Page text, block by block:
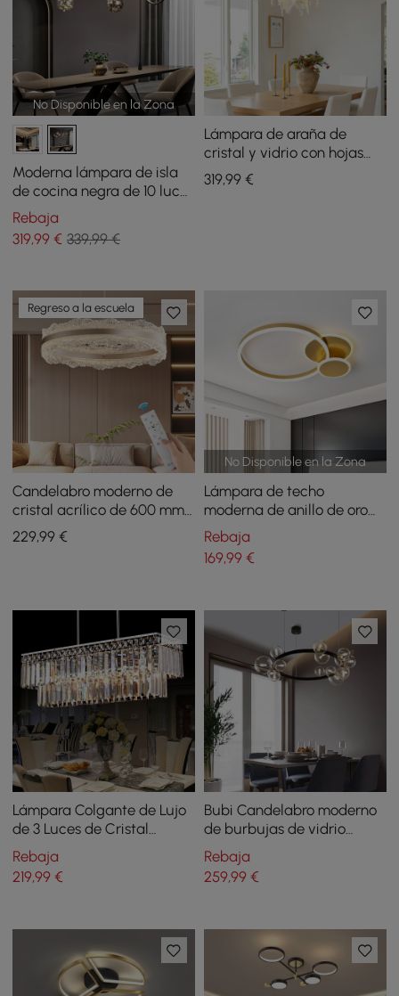
No Disponible en la Zona
Moderna lámpara de isla
de cocina negra de 10 luces
con pantalla de globo de
vidrio para techo
Rebaja
319,99 € 339,99 €
Lámpara de araña de
cristal y vidrio con hojas
escalonadas de lujo con
altura de suspensión
319,99€
Regreso a la escuela
Candelabro moderno de
cristal acrílico de 600 mm
con tres temperaturas de
color y control remoto
229,99 €
No Disponible en la Zona
Lámpara de techo
moderna de anillo de oro
redondo LED empotrado
Rebaja
169,99€
Lámpara Colgante de Lujo
de 3 Luces de Cristal
Prismático Transparente en
Cromo
Rebaja
219,99 €
Bubi Candelabro moderno
de burbujas de vidrio
negro de 15 luces para
comedor
Rebaja
259,99€